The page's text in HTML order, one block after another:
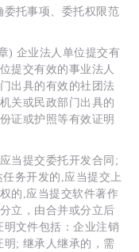
托事项、委托权限范
企业法人单位提交有
提交有效的事业法人
出具的有效的社团法
关或民政部门出具的
证或护照等有效证明
提交委托开发合同;
务开发的,应当提交上
的,应当提交软件著作
立，由合并或分立后
文件包括：企业注销
明; 继承人继承的，需